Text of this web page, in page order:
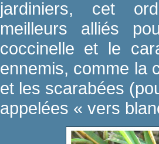
jardiniers, cet
meilleurs alliés
coccinelle et le
ennemis, comme la
et les scarabées
appelées « vers